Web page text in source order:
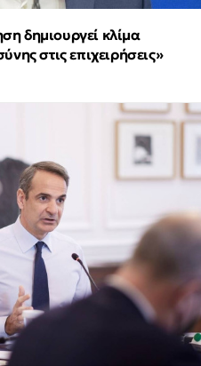
δημιουργεί κλίμα
στις επιχειρήσεις»